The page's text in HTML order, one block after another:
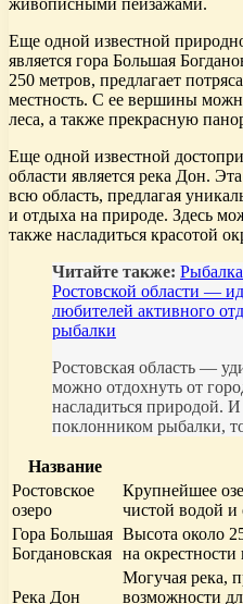
Еще одной известной
является гора Большая
250 метров, предлагает
местность. С ее вершины
леса, а также прекрасную
Еще одной известной
области является река Дон.
всю область, предлагая
и отдыха на природе. Здесь
также насладиться красотой
Читайте также:
Ростовской области —
любителей активного
рыбалки
Ростовская область —
можно отдохнуть от
насладиться природой. И
поклонником рыбалки,
Название
Ростовское
озеро
Крупнейшее
чистой водой
Гора Большая
Богдановская
Высота около
на
Река Дон
Могучая река,
возможности